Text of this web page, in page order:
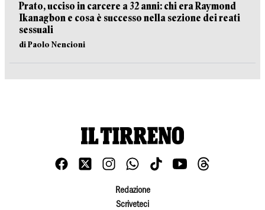
Prato, ucciso in carcere a 32 anni: chi era Raymond
Ikanagbon e cosa è successo nella sezione dei reati
sessuali
di Paolo Nencioni
Redazione
Scriveteci